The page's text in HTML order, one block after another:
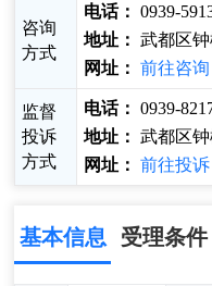
咨询
方式
电话： 0939-
地址： 武都区
网址： 前往咨询
监督
投诉
方式
电话： 0939-
地址： 武都区
网址： 前往投诉
基本信息 受理条件